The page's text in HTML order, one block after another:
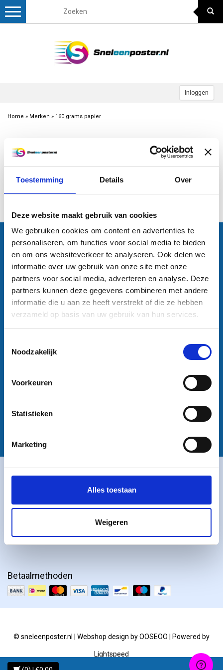
Toestemming Details Over
Deze website maakt gebruik van cookies
We gebruiken cookies om content en advertenties te
personaliseren, om functies voor social media te bieden
en om ons websiteverkeer te analyseren. Ook delen we
informatie over uw gebruik van onze site met onze
partners voor social media, adverteren en analyse. Deze
partners kunnen deze gegevens combineren met andere
informatie die u aan ze heeft verstrekt of die ze hebben
verzameld op basis van uw gebruik van hun services.
Noodzakelijk
Voorkeuren
Statistieken
Marketing
Alles toestaan
Weigeren
Inloggen
Toggle
Home » Merken » 160 grams papier
Meest bekeken
Excl. btw
Contactgegevens
Sneleenposter.nl
1771 PA Wieringerwerf
info@sneleenposter.nl
0227601566
37045320
Bestanden aanleveren
Algemene voorwaarden bedrijven
Disclaimer
Klantbeoordelingen
Betaalmethoden
© sneleenposter.nl | Webshop design byOOSEOO | Powered by
Lightspeed